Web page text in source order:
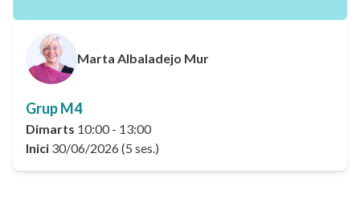
Grup M4
Dimarts 10:00 - 13:00
Inici 30/06/2026 (5 ses.)
Marta Albaladejo Mur